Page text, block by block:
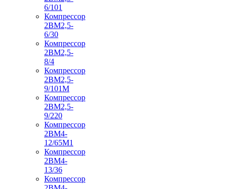
6/101
Компрессор
2ВМ2,5-
6/30
Компрессор
2ВМ2,5-
8/4
Компрессор
2ВМ2,5-
9/101М
Компрессор
2ВМ2,5-
9/220
Компрессор
2ВМ4-
12/65М1
Компрессор
2ВМ4-
13/36
Компрессор